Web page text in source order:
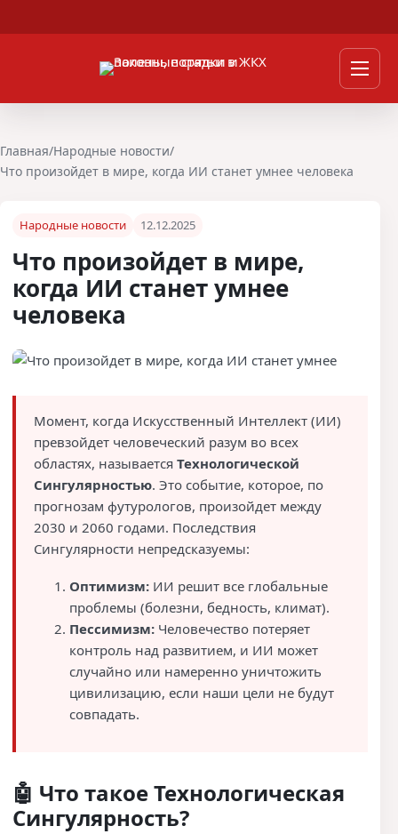
Меню
Главная/Народные новости/
Что произойдет в мире, когда ИИ станет умнее человека
Народные новости 12.12.2025
Что произойдет в мире,
когда ИИ станет умнее
человека
Момент, когда Искусственный Интеллект (ИИ)
превзойдет человеческий разум во всех
областях, называется Технологической
Сингулярностью. Это событие, которое, по
прогнозам футурологов, произойдет между
2030 и 2060 годами. Последствия
Сингулярности непредсказуемы:
Оптимизм: ИИ решит все глобальные
проблемы (болезни, бедность, климат).
Пессимизм: Человечество потеряет
контроль над развитием, и ИИ может
случайно или намеренно уничтожить
цивилизацию, если наши цели не будут
совпадать.
🤖 Что такое Технологическая
Сингулярность?